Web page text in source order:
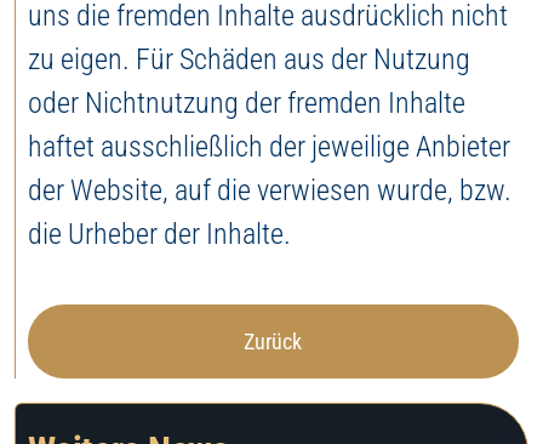
uns die fremden Inhalte ausdrücklich nicht
zu eigen. Für Schäden aus der Nutzung
oder Nichtnutzung der fremden Inhalte
haftet ausschließlich der jeweilige Anbieter
der Website, auf die verwiesen wurde, bzw.
die Urheber der Inhalte.
Zurück